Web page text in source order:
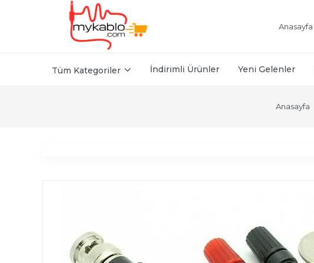
Anasayfa
Tüm Kategoriler İndirimli Ürünler Yeni Gelenler
Anasayfa